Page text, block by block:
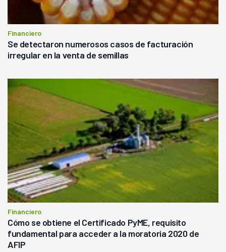
Financiero
Se detectaron numerosos casos de facturación
irregular en la venta de semillas
Financiero
Cómo se obtiene el Certificado PyME, requisito
fundamental para acceder a la moratoria 2020 de
AFIP